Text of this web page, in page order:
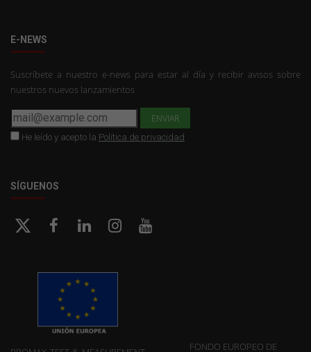
E-NEWS
Suscríbete a nuestro e-news para estar al día y recibir avisos sobre
nuestros nuevos lanzamientos
He leído y acepto la Política de privacidad
SÍGUENOS
FONDO EUROPEO DE